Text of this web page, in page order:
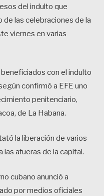
del indulto que
de las celebraciones de la
viernes en varias
con el indulto
confirmó a EFE uno
penitenciario,
de La Habana.
la liberación de varios
las afueras de la capital.
cubano anunció a
por medios oficiales